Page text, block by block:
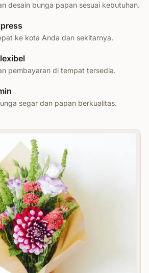
desain bunga papan sesuai kebutuhan.
ke kota Anda dan sekitarnya.
pembayaran di tempat tersedia.
segar dan papan berkualitas.